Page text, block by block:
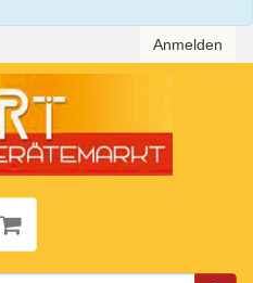
Anmelden